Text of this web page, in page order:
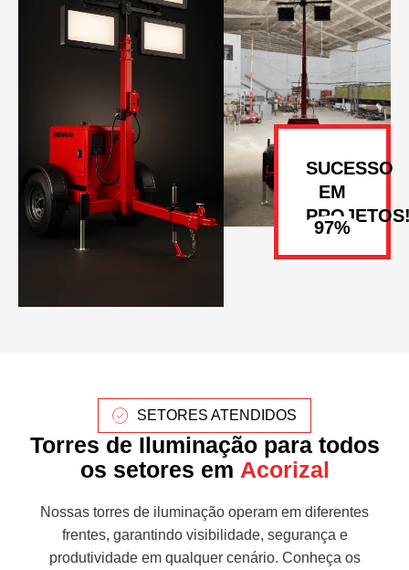
SUCESSO
EM
SETORES ATENDIDOS
Torres de Iluminação para todos
os setores em Acorizal
Nossas torres de iluminação operam em diferentes
frentes, garantindo visibilidade, segurança e
produtividade em qualquer cenário. Conheça os